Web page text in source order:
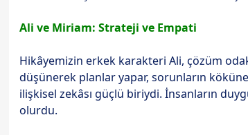
Ali ve Miriam: Strateji ve Empati
Hikâyemizin erkek karakteri Ali, çözüm
düşünerek planlar yapar, sorunların
ilişkisel zekâsı güçlü biriydi. İnsanların
olurdu.